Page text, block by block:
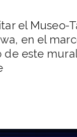
el Museo-
en el
de este